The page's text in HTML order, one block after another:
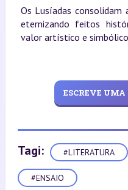
Os Lusíadas
eternizando feitos
valor artístico e
ESCREVE
Tagi: #LITERATURA
#ENSAIO